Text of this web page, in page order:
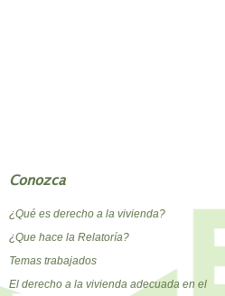
Conozca
¿Qué es derecho a la vivienda?
¿Que hace la Relatoría?
Temas trabajados
El derecho a la vivienda adecuada en el